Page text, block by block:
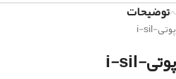
توضیحات
پوتی-i-sil
پوتی-i-sil